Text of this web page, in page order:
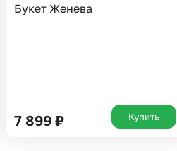
Букет Женева
7 899₽ Купить